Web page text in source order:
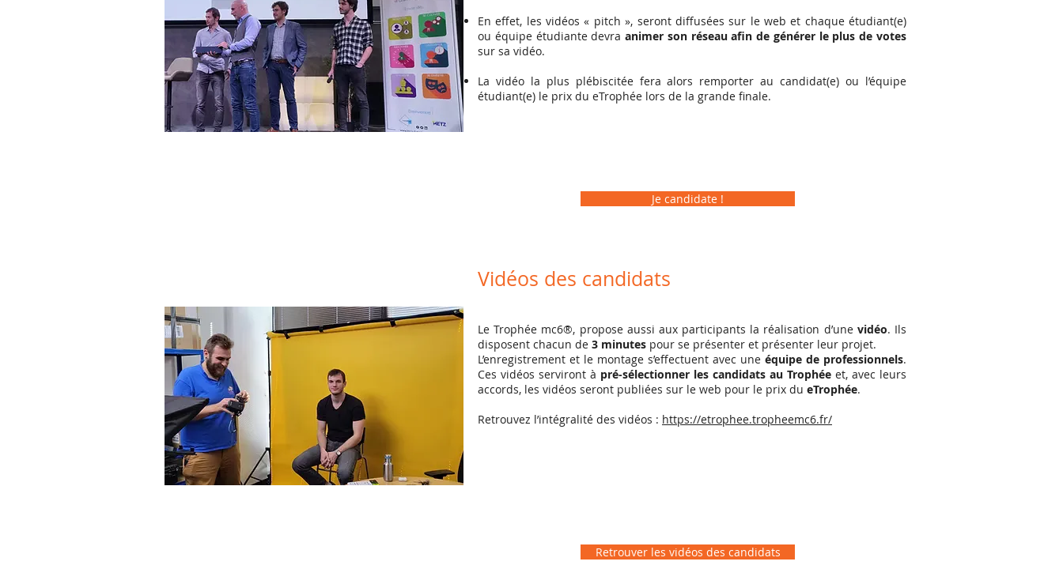
En effet, les vidéos « pitch », seront diffusées sur le web et chaque étudiant(e)
ou équipe étudiante devraanimer son réseau afin de générer le plus de votes
sur sa vidéo.
La vidéo la plus plébiscitée fera alors remporter au candidat(e) ou l’équipe
étudiant(e) le prix du eTrophée lors de la grande finale.
Je candidate !
Vidéos des candidats
Le Trophée mc6®, propose aussi aux participants la réalisation d’une vidéo. Ils
disposent chacun de 3 minutes pour se présenter et présenter leur projet.
L’enregistrement et le montage s’effectuent avec une équipe de professionnels.
Ces vidéos serviront à pré-sélectionner les candidats au Trophée et, avec leurs
accords, les vidéos seront publiées sur le web pour le prix du eTrophée.
Retrouvez l’intégralité des vidéos : https://etrophee.tropheemc6.fr/
Retrouver les vidéos des candidats